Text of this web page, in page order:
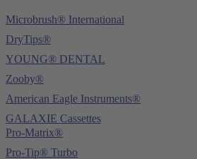
Microbrush® International
DryTips®
YOUNG® DENTAL
Zooby®
American Eagle Instruments®
GALAXIE Cassettes
Pro-Matrix®
Pro-Tip® Turbo